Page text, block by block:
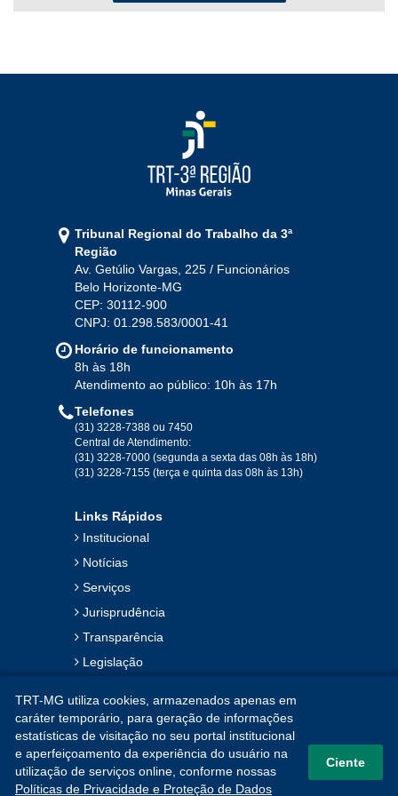
Nov
2021
Ago
Set Out Nov Dez
Set
2019
Fev Mar Abr Mai Jun
Jul
Fev
Set Out
Jan Fev Mar Abr Mai Jun
Ago
Set Out Nov Dez
Tribunal Regional do Trabalho da 3ª
Região
Av. Getúlio Vargas, 225 / Funcionários
Belo Horizonte-MG
CEP: 30112-900
CNPJ: 01.298.583/0001-41
Horário de funcionamento
8h às 18h
Atendimento ao público: 10h às 17h
Telefones
(31) 3228-7388 ou 7450
Central de Atendimento:
(31) 3228-7000 (segunda a sexta das 08h às 18h)
(31) 3228-7155 (terça e quinta das 08h às 13h)
Links Rápidos
Institucional
Notícias
Serviços
Jurisprudência
Transparência
Legislação
Contato
Mapa do Site
TRT-MG utiliza cookies, armazenados apenas em
caráter temporário, para geração de informações
estatísticas de visitação no seu portal institucional
e aperfeiçoamento da experiência do usuário na
utilização de serviços online, conforme nossas
Políticas de Privacidade e Proteção de Dados
Ciente